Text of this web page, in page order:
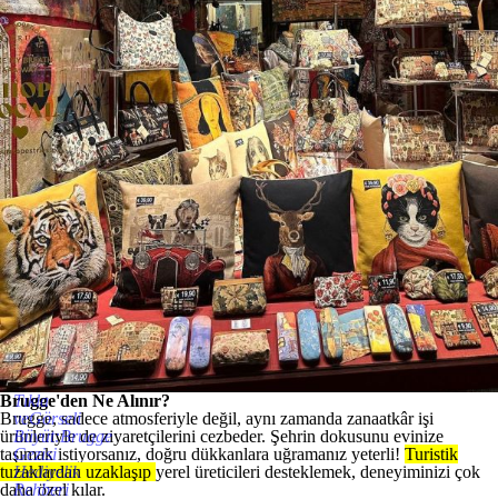
Tıkla
veGörseli
Büyüt:Brugge
Gezisi
Hediyelik
Rehberi
Brugge'den Ne Alınır?
Brugge, sadece atmosferiyle değil, aynı zamanda zanaatkâr işi
ürünleriyle de ziyaretçilerini cezbeder. Şehrin dokusunu evinize
taşımak istiyorsanız, doğru dükkanlara uğramanız yeterli! Turistik
tuzaklardan uzaklaşıp yerel üreticileri desteklemek, deneyiminizi çok
daha özel kılar.